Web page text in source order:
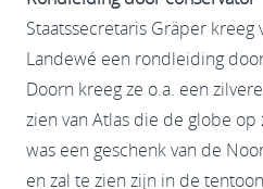
Staatssecretaris Gräper kreeg
Landewé een rondleiding
Doorn kreeg ze o.a. een
zien van Atlas die de globe
was een geschenk van de
en zal te zien zijn in de